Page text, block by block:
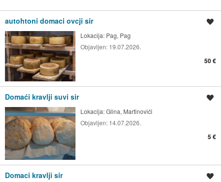
autohtoni domaci ovcji sir
Lokacija: Pag, Pag
Objavljen: 19.07.2026.
50 €
Domaći kravlji suvi sir
Lokacija:Glina, Martinovići
Objavljen: 14.07.2026.
5 €
Domaci kravlji sir